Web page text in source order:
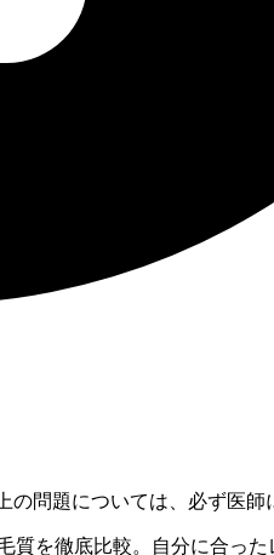
問題については、必ず医師
を徹底比較。自分に合った